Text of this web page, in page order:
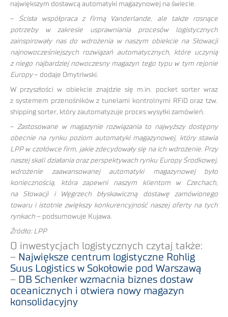
największym dostawcą automatyki magazynowej na świecie.
–Ścisła współpraca z firmą Vanderlande, ale także rosnące
potrzeby w zakresie usprawniania procesów logistycznych
zainspirowały nas do wdrożenia w naszym obiekcie na Słowacji
najnowocześniejszych rozwiązań automatycznych, które uczynią
z niego najbardziej nowoczesny magazyn tego typu w tym rejonie
Europy– dodaje Dmytriwski.
W przyszłości w obiekcie znajdzie się m.in. pocket sorter wraz
z systemem przenośników z tunelami kontrolnymi RFiD oraz tzw.
shipping sorter, który zautomatyzuje proces wysyłki zamówień.
–Zastosowane w magazynie rozwiązania to najwyższy dostępny
obecnie na rynku poziom automatyki magazynowej, który stawia
LPP w czołówce firm, jakie zdecydowały się na ich wdrożenie. Przy
naszej skali działania oraz perspektywach rynku Europy Środkowej,
wdrożenie zaawansowanej automatyki magazynowej było
koniecznością, która zapewni naszym klientom w Czechach,
na Słowacji i Węgrzech błyskawiczną dostawę zamówionego
towaru i istotnie zwiększy konkurencyjność naszej oferty na tych
rynkach – podsumowuje Kujawa.
Źródło: LPP
O inwestycjach logistycznych czytaj także:
– Największe centrum logistyczne Rohlig
Suus Logistics w Sokołowie pod Warszawą
– DB Schenker wzmacnia biznes dostaw
oceanicznych i otwiera nowy magazyn
konsolidacyjny